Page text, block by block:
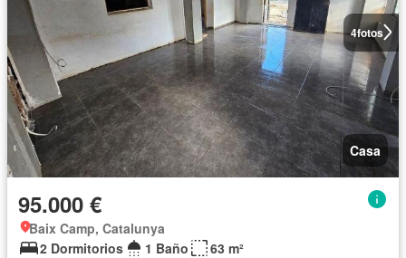
4fotos
Casa
95.000 €
Baix Camp, Catalunya
2 Dormitorios
1 Baño
63 m²